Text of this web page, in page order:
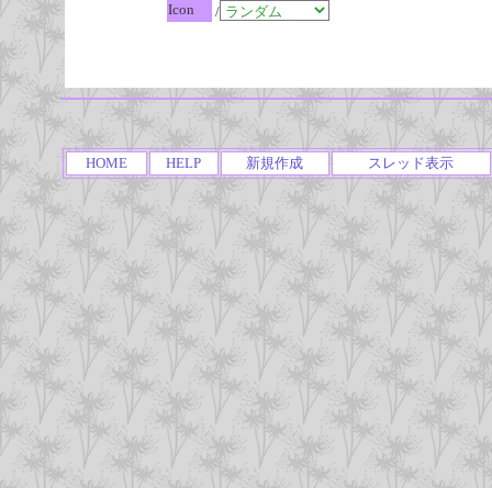
Icon
/
HOME HELP 新規作成 スレッド表示